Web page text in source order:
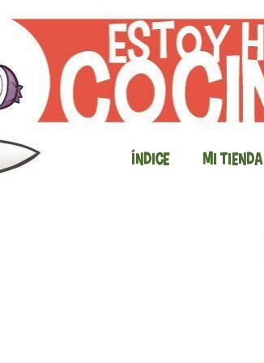
Índice Mi Tienda